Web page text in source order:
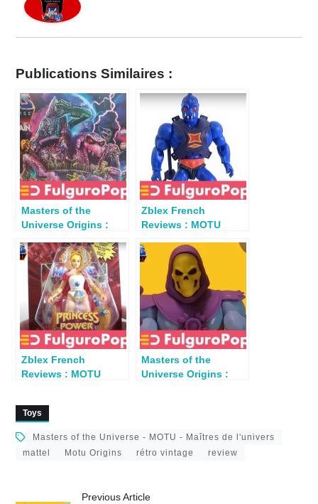
Publications Similaires :
Masters of the
Universe Origins :
Mountain
Zblex French
Reviews : MOTU
Zblex French
Reviews : MOTU
Masters of the
Universe Origins :
Toys
Masters of the Universe - MOTU - Maîtres de l'univers
mattel
Motu Origins rétro vintage review
Previous Article